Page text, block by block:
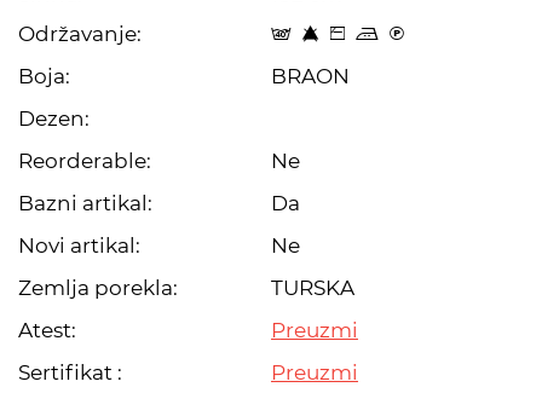
Održavanje:
t 8 Z p C
Boja:
BRAON
Dezen:
Reorderable:
Ne
Bazni artikal:
Da
Novi artikal:
Ne
Zemlja porekla:
TURSKA
Atest:
Preuzmi
Sertifikat :
Preuzmi